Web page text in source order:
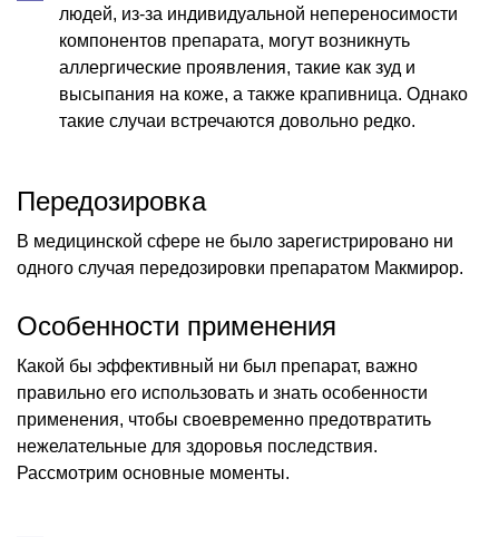
людей, из-за индивидуальной непереносимости
компонентов препарата, могут возникнуть
аллергические проявления, такие как зуд и
высыпания на коже, а также крапивница. Однако
такие случаи встречаются довольно редко.
Передозировка
В медицинской сфере не было зарегистрировано ни
одного случая передозировки препаратом Макмирор.
Особенности применения
Какой бы эффективный ни был препарат, важно
правильно его использовать и знать особенности
применения, чтобы своевременно предотвратить
нежелательные для здоровья последствия.
Рассмотрим основные моменты.